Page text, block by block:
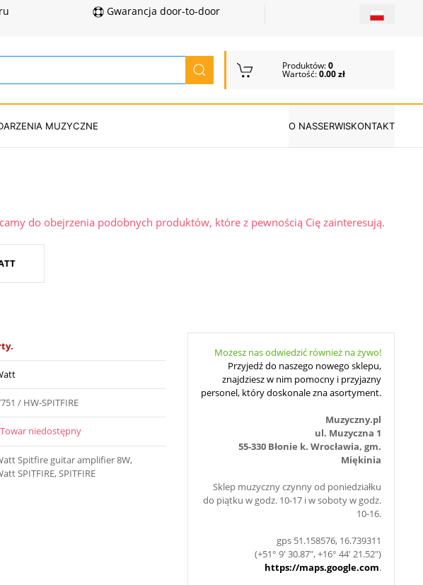
Gwarancja door-to-door
Produktów:0
Wartość:0.00 zł
MUZYCZNE O NASSERWISKONTAKT
do obejrzenia podobnych produktów, które z pewnością Cię zainteresują.
/ HW-SPITFIRE
Towar niedostępny
Spitfire guitar amplifier 8W,
SPITFIRE, SPITFIRE
Możesz nas odwiedzić również na żywo!
Przyjedź do naszego nowego sklepu,
znajdziesz w nim pomocny i przyjazny
personel, który doskonale zna asortyment.
Muzyczny.pl
ul. Muzyczna 1
55-330 Błonie k. Wrocławia, gm.
Miękinia
Sklep muzyczny czynny od poniedziałku
do piątku w godz. 10-17 i w soboty w godz.
10-16.
gps 51.158576, 16.739311
(+51° 9' 30.87", +16° 44' 21.52")
https://maps.google.com.